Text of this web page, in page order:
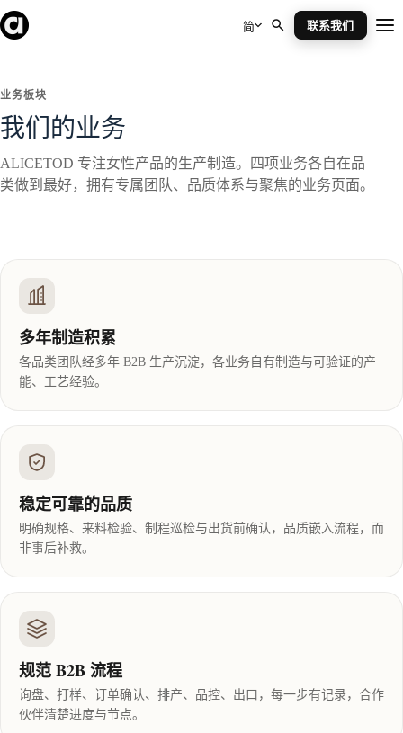
to
content
简 联系我们
业务板块
我们的业务
ALICETOD 专注女性产品的生产制造。四项业务各自在品
类做到最好，拥有专属团队、品质体系与聚焦的业务页面。
多年制造积累
各品类团队经多年 B2B 生产沉淀，各业务自有制造与可验证的产
能、工艺经验。
稳定可靠的品质
明确规格、来料检验、制程巡检与出货前确认，品质嵌入流程，而
非事后补救。
规范 B2B 流程
询盘、打样、订单确认、排产、品控、出口，每一步有记录，合作
伙伴清楚进度与节点。